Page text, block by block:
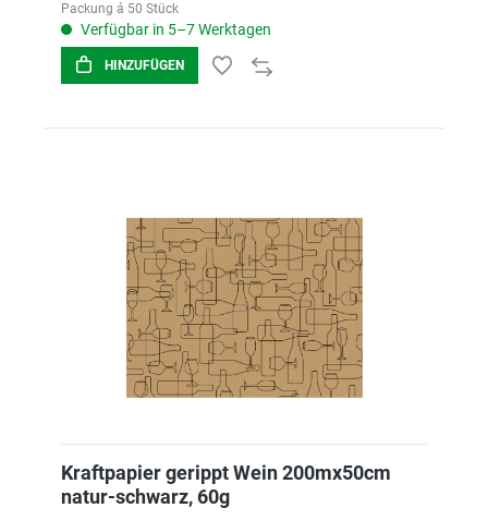
Packung á 50 Stück
Verfügbar in 5–7 Werktagen
HINZUFÜGEN
Kraftpapier gerippt Wein 200mx50cm
natur-schwarz, 60g